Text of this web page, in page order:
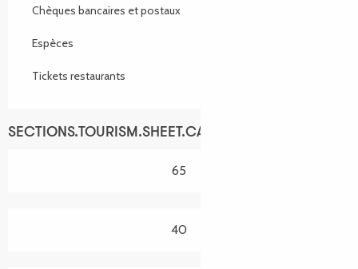
Chèques bancaires et postaux
Espèces
Tickets restaurants
SECTIONS.TOURISM.SHEET.CAPACITY
65
40